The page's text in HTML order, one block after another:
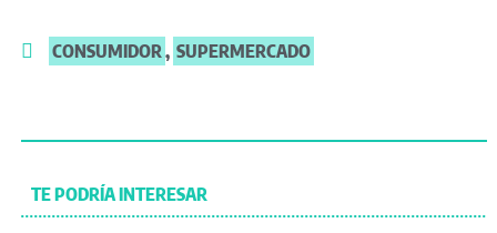
CONSUMIDOR , SUPERMERCADO
TE PODRÍA INTERESAR